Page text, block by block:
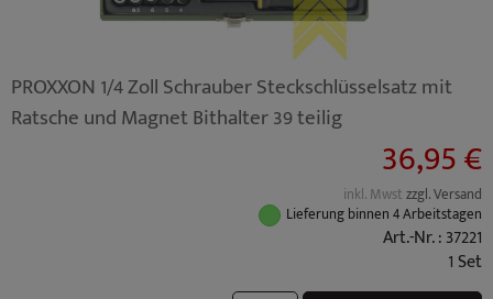
PROXXON 1/4 Zoll Schrauber Steckschlüsselsatz mit
Ratsche und Magnet Bithalter 39 teilig
36,95 €
inkl. Mwstzzgl. Versand
Lieferung binnen 4 Arbeitstagen
Art.-Nr. : 37221
1 Set